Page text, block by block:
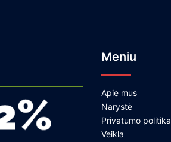
Meniu
Apie mus
Narystė
Privatumo politika
Veikla